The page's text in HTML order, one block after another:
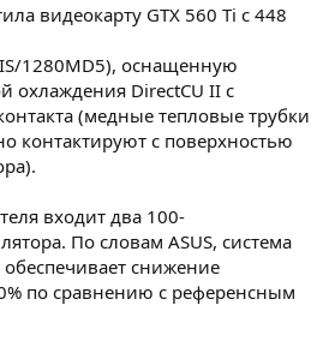
видеокарту GTX 560 Ti с 448
1280MD5), оснащенную
охлаждения DirectCU II с
(медные тепловые трубки
контактируют с поверхностью
входит два 100-
По словам ASUS, система
снижение
по сравнению с референсным